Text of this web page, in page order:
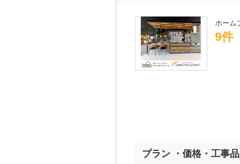
ホーム
9件
プラン ・価格・工事